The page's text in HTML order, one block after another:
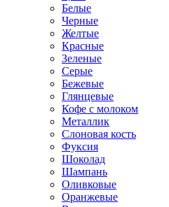
Белые
Черные
Желтые
Красные
Зеленые
Серые
Бежевые
Глянцевые
Кофе с молоком
Металлик
Слоновая кость
Фуксия
Шоколад
Шампань
Оливковые
Оранжевые